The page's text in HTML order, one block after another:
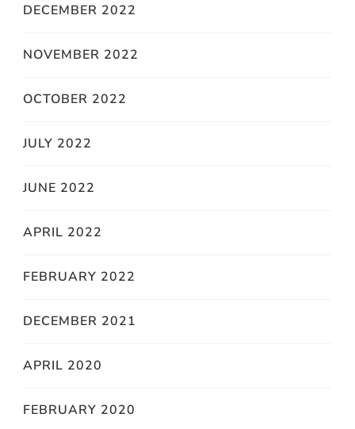
DECEMBER 2022
NOVEMBER 2022
OCTOBER 2022
JULY 2022
JUNE 2022
APRIL 2022
FEBRUARY 2022
DECEMBER 2021
APRIL 2020
FEBRUARY 2020